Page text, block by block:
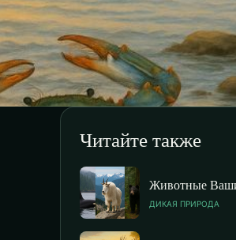
Читайте также
Животные
ДИКАЯ ПРИРОДА